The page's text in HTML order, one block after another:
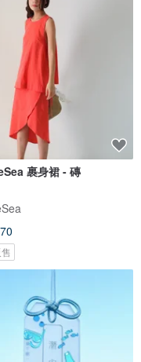
裹身裙 - 磚